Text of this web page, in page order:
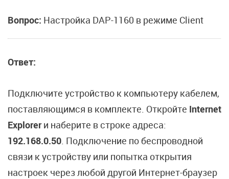
Вопрос: Настройка DAP-1160 в режиме Client
Ответ:
Подключите устройство к компьютеру кабелем,
поставляющимся в комплекте. Откройте Internet
Explorerи наберите в строке адреса:
192.168.0.50. Подключение по беспроводной
связи к устройству или попытка открытия
настроек через любой другой Интернет-браузер